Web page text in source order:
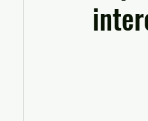
Educación y